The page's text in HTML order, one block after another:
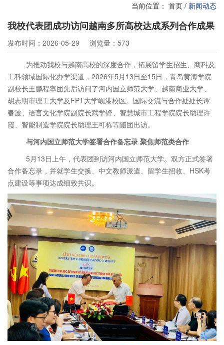
当前位置： 首页 / 新闻动态
我校代表团成功访问越南多所高校达成系列合作成果
发布时间：2026-05-29 浏览量：573
为推动我校与越南高校的深度合作，拓展留学生招生、商科及
工科领域国际化办学渠道， 2026年5月13日至15日，青岛黄海学院
副校长王鹏程率团先后访问了河内国立师范大学、越南商业大学、
胡志明市理工大学及FPT大学岘港校区。国际交流与合作处处长谭
春波、语言文化学院副院长武学锋、智慧城市工程学院院长助理许
霞、智能制造学院院长助理王可栋等随团出访。
与河内国立师范大学签署合作备忘录 聚焦师范类合作
5月13日上午，代表团到访河内国立师范大学。双方正式签署
合作备忘录，并就学生交换、中文教师派遣、留学生招收、HSK考
点建设等事项达成细致共识。